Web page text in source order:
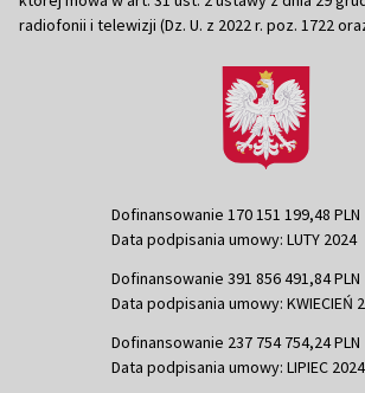
radiofonii i telewizji (Dz. U. z 2022 r. poz. 1722
Dofinansowanie 170 151 199,48 PLN
Data podpisania umowy: LUTY 2024
Dofinansowanie 391 856 491,84 PLN
Data podpisania umowy: KWIECIEŃ
Dofinansowanie 237 754 754,24 PLN
Data podpisania umowy: LIPIEC 2024